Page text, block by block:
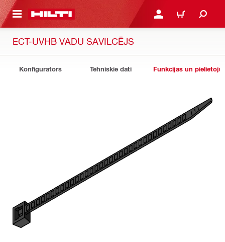
SATURU PIESLĒGTIES VAI
IEPIRKŠANĀS
ECT-UVHB VADU SAVILCĒJS
Konfigurators Tehniskie dati Funkcijas un